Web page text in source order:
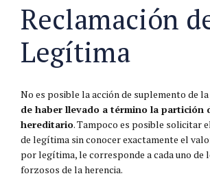
Reclamación
Legítima
No es posible la acción de suplemento de
de haber llevado a término la partición
hereditario. Tampoco es posible solicitar
de legítima sin conocer exactamente el
por legítima, le corresponde a cada uno de
forzosos de la herencia.